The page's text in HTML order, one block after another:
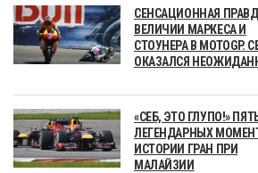
СЕНСАЦИОННАЯ
ВЕЛИЧИИ МАРКЕСА И
СТОУНЕРА В MOTOGP.
ОКАЗАЛСЯ
«СЕБ, ЭТО ГЛУПО!»
ЛЕГЕНДАРНЫХ
ИСТОРИИ ГРАН ПРИ
МАЛАЙЗИИ